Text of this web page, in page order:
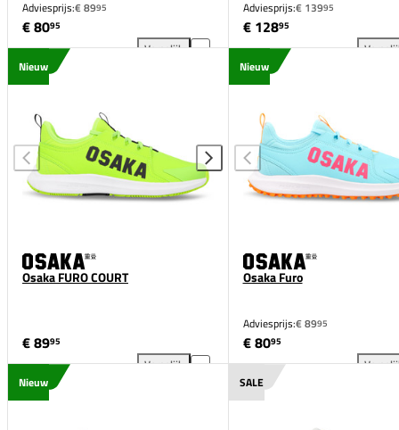
Adviesprijs:€ 8995
€ 8095
Vergelijk
Osaka Furo toevoegen aan vergelijking
Adviesprijs:€ 13995
€ 12895
Nieuw
Osaka FURO COURT
€ 8995
Vergelijk
Osaka FURO COURT toevoegen aan vergelijking
Nieuw
Osaka Furo
Adviesprijs:€ 8995
€ 8095
Nieuw SALE